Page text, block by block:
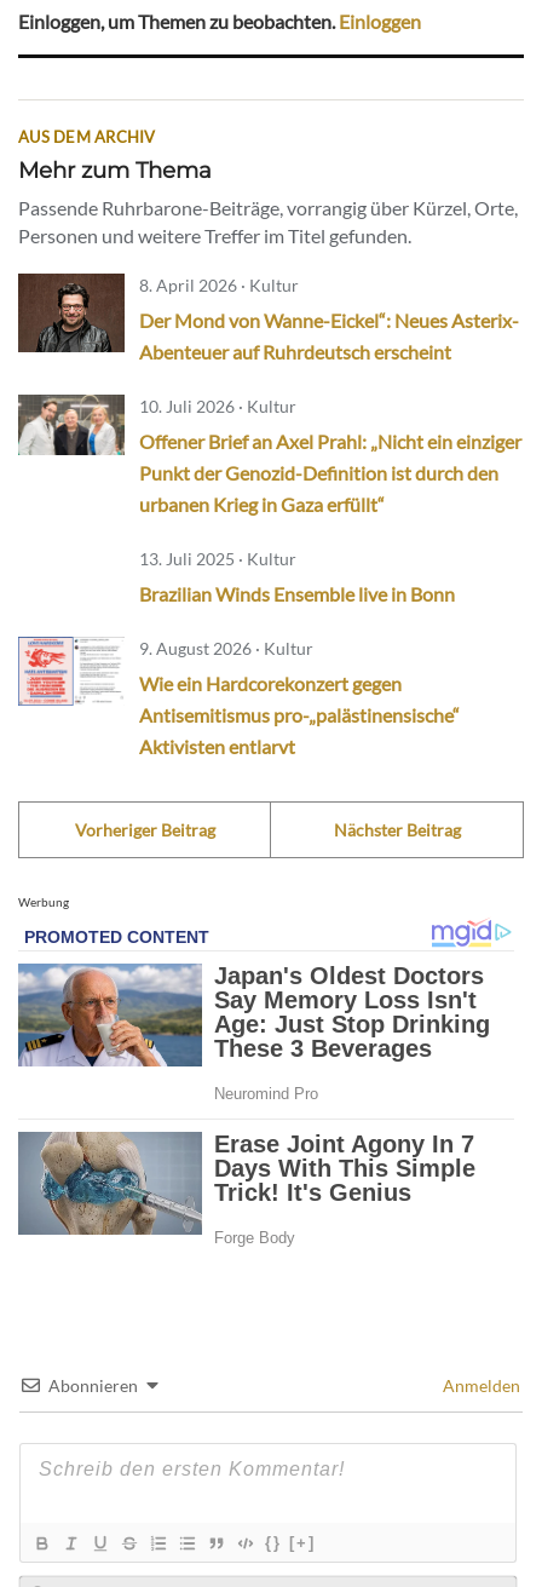
Einloggen, um Themen zu beobachten.Einloggen
AUS DEM ARCHIV
Mehr zum Thema
Passende Ruhrbarone-Beiträge, vorrangig über Kürzel, Orte,
Personen und weitere Treffer im Titel gefunden.
8. April 2026 · Kultur
Der Mond von Wanne-Eickel“: Neues Asterix-
Abenteuer auf Ruhrdeutsch erscheint
10. Juli 2026 · Kultur
Offener Brief an Axel Prahl: „Nicht ein einziger
Punkt der Genozid-Definition ist durch den
urbanen Krieg in Gaza erfüllt“
13. Juli 2025 · Kultur
Brazilian Winds Ensemble live in Bonn
9. August 2026 · Kultur
Wie ein Hardcorekonzert gegen
Antisemitismus pro-„palästinensische“
Aktivisten entlarvt
Vorheriger Beitrag Nächster Beitrag
Werbung
Abonnieren Anmelden
{} [+]